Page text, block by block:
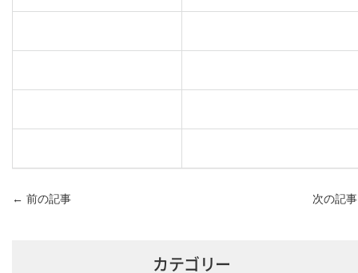
← 前の記事 次の記
カテゴリー